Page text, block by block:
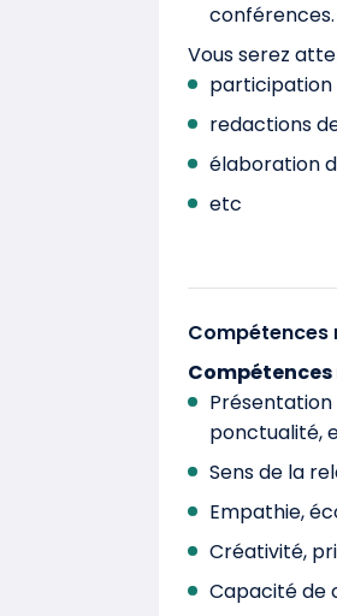
conférences.
Vous serez
participation
redactions
élaboration
etc
Compétences
Compétences
ponctualité,
Sens de la
Empathie,
Créativité,
Capacité de